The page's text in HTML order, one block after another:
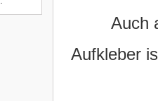
Auch
Aufkleber